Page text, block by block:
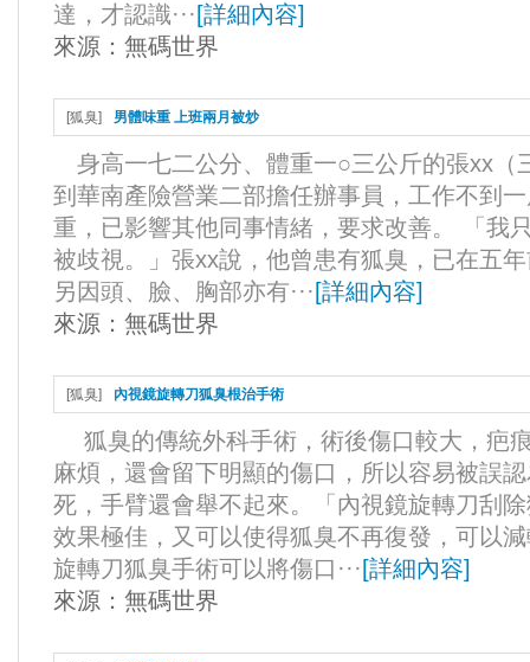
達，才認識··· [詳細內容]
來源： 無碼世界
[狐臭] 男體味重 上班兩月被炒
身高一七二公分、體重一○三公斤的張xx（
到華南產險營業二部擔任辦事員，工作不到
重，已影響其他同事情緒，要求改善。 「我
被歧視。」張xx說，他曾患有狐臭，已在五
另因頭、臉、胸部亦有··· [詳細內容]
來源： 無碼世界
[狐臭] 內視鏡旋轉刀狐臭根治手術
狐臭的傳統外科手術，術後傷口較大，疤
麻煩，還會留下明顯的傷口，所以容易被誤
死，手臂還會舉不起來。「內視鏡旋轉刀刮
效果極佳，又可以使得狐臭不再復發，可以
旋轉刀狐臭手術可以將傷口··· [詳細內容]
來源： 無碼世界